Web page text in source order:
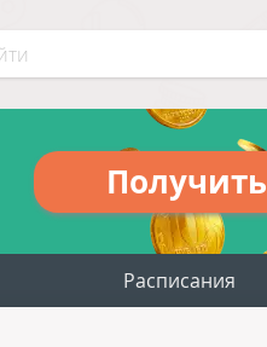
Получить
Расписания